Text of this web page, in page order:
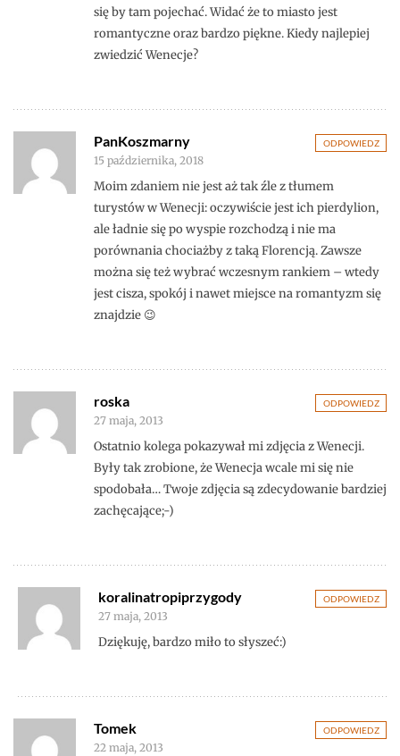
się by tam pojechać. Widać że to miasto jest
romantyczne oraz bardzo piękne. Kiedy najlepiej
zwiedzić Wenecje?
ODPOWIEDZ
PanKoszmarny
15 października, 2018
Moim zdaniem nie jest aż tak źle z tłumem
turystów w Wenecji: oczywiście jest ich pierdylion,
ale ładnie się po wyspie rozchodzą i nie ma
porównania chociażby z taką Florencją. Zawsze
można się też wybrać wczesnym rankiem – wtedy
jest cisza, spokój i nawet miejsce na romantyzm się
znajdzie 😉
ODPOWIEDZ
roska
27 maja, 2013
Ostatnio kolega pokazywał mi zdjęcia z Wenecji.
Były tak zrobione, że Wenecja wcale mi się nie
spodobała… Twoje zdjęcia są zdecydowanie bardziej
zachęcające;-)
ODPOWIEDZ
koralinatropiprzygody
27 maja, 2013
Dziękuję, bardzo miło to słyszeć:)
ODPOWIEDZ
Tomek
22 maja, 2013